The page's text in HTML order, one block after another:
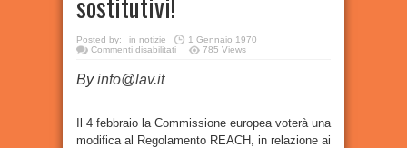
Posted by: in notizie
1 Gennaio 1970
Commenti disabilitatisu
l’Italia
voti
785 Views
Byinfo@lav.it
Il 4 febbraio la Commissione europea voterà una
modifica al Regolamento REACH, in relazione ai